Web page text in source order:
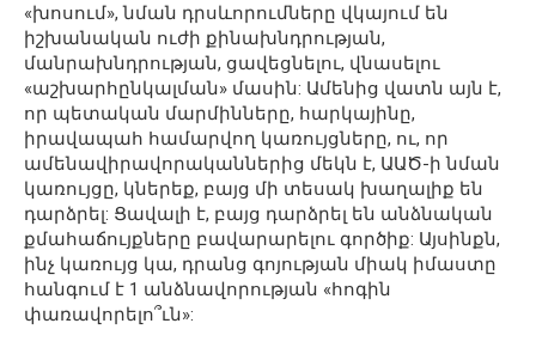
«խոսում», նման դրսևորումները վկայում են
իշխանական ուժի քինախնդրության,
մանրախնդրության, ցավեցնելու, վնասելու
«աշխարհընկալման» մասին: Ամենից վատն այն է,
որ պետական մարմինները, հարկայինը,
իրավապահ համարվող կառույցները, ու, որ
ամենավիրավորականներից մեկն է, ԱԱԾ-ի նման
կառույցը, կներեք, բայց մի տեսակ խաղալիք են
դարձրել: Ցավալի է, բայց դարձրել են անձնական
քմահաճույքները բավարարելու գործիք: Այսինքն,
ինչ կառույց կա, դրանց գոյության միակ իմաստը
հանգում է 1 անձնավորության «հոգին
փառավորելո՞ւն»: